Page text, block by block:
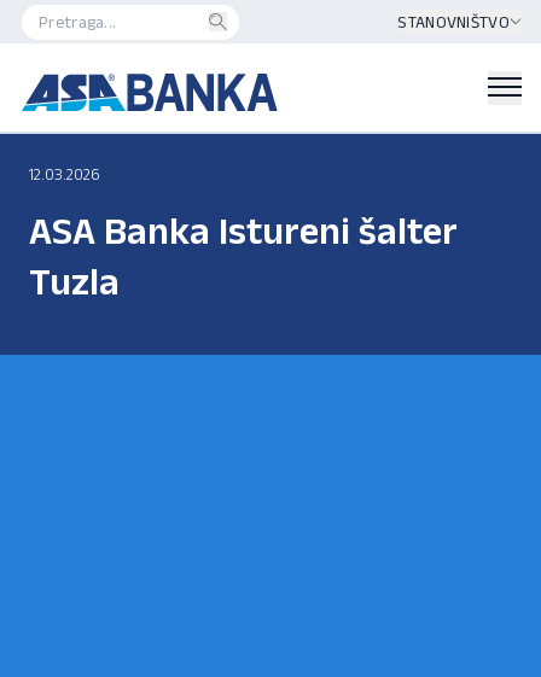
STANOVNIŠTVO
12.03.2026
ASA Banka Istureni šalter
Tuzla